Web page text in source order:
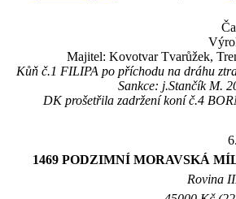
Majitel: Kovotvar Tvarůžek,
Kůň č.1 FILIPA po příchodu na dráhu
Sankce: j.Stančík M.
DK prošetřila zadržení koní č.4
1469 PODZIMNÍ MORAVSKÁ
Rovina